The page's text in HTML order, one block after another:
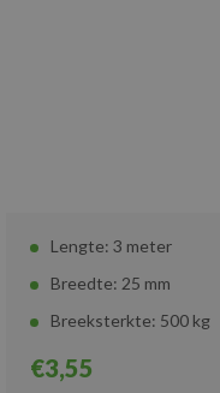
Lengte: 3 meter
Breedte: 25 mm
Breeksterkte: 500 kg
€3,55